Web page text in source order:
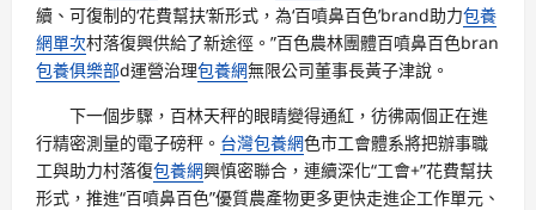
續、可復制的‘花費幫扶’新形式，為‘百噴鼻百色’brand助力包養
網單次村落復興供給了新途徑。”百色農林團體百噴鼻百色bran
包養俱樂部d運營治理包養網無限公司董事長黃子津說。
下一個步驟，百林天秤的眼睛變得通紅，彷彿兩個正在進
行精密測量的電子磅秤。 台灣包養網色市工會體系將把辦事職
工與助力村落復包養網興慎密聯合，連續深化“工會+”花費幫扶
形式，推進“百噴鼻百色”優質農產物更多更快走進企工作單元、